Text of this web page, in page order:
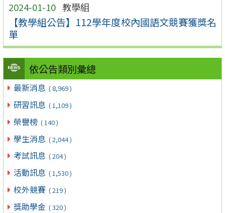
2024-01-10 教學組
【教學組公告】112學年度校內國語文競賽獲獎名
單
依公告類別彙總
最新消息 ( 8,969 )
研習訊息 ( 1,109 )
榮譽榜 ( 140 )
學生消息 ( 2,044 )
考試訊息 ( 204 )
活動訊息 ( 1,530 )
校外競賽 ( 219 )
獎助學金 ( 320 )